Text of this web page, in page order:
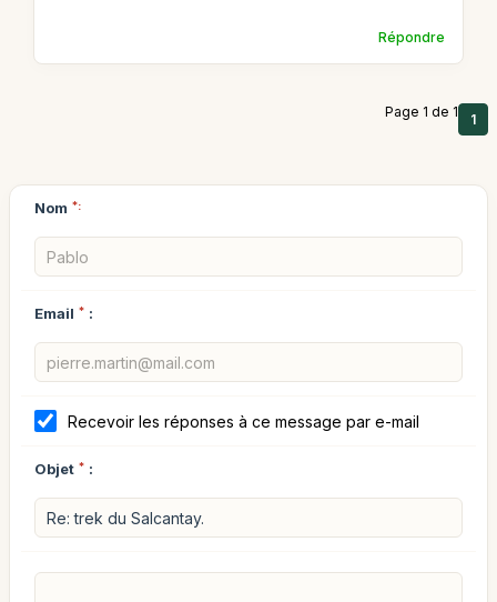
Répondre
Page 1 de 1 1
Nom *:
Email * :
Recevoir les réponses à ce message par e-mail
Objet * :